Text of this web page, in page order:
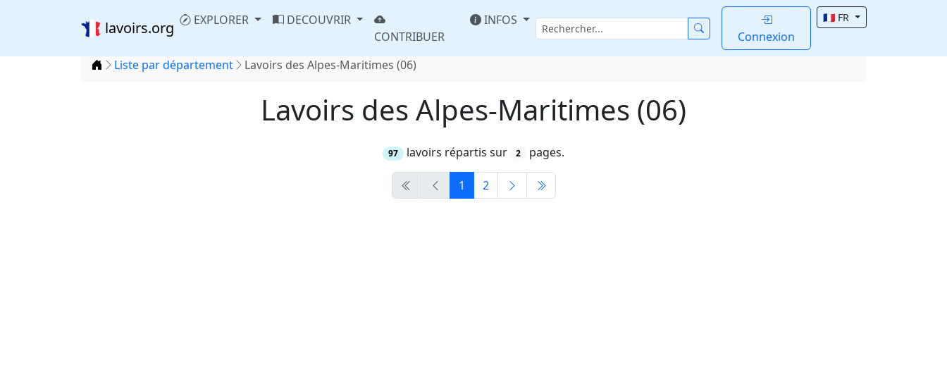
lavoirs.org EXPLORER
DECOUVRIR
CONTRIBUER
INFOS
Connexion
🇫🇷 FR
Accueil
Liste par département Lavoirs des Alpes-Maritimes (06)
Lavoirs des Alpes-Maritimes (06)
97 lavoirs répartis sur 2 pages.
1 2